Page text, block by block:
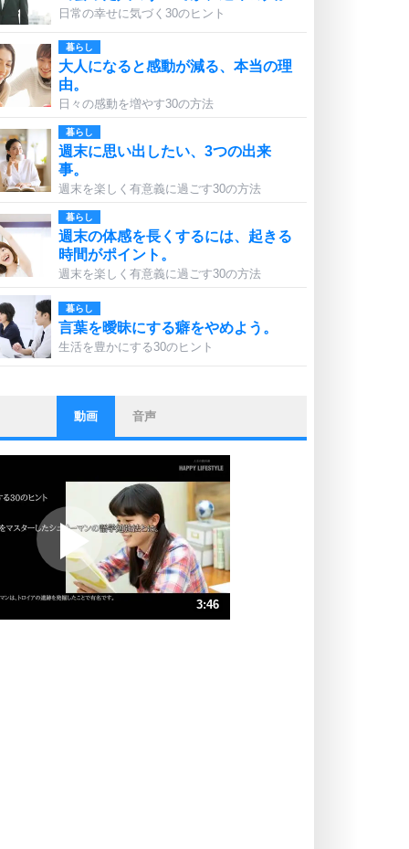
日常の幸せに気づく30のヒント
暮らし
大人になると感動が減る、本当の理
由。
日々の感動を増やす30の方法
暮らし
週末に思い出したい、3つの出来
事。
週末を楽しく有意義に過ごす30の方法
暮らし
週末の体感を長くするには、起きる
時間がポイント。
週末を楽しく有意義に過ごす30の方法
暮らし
言葉を曖昧にする癖をやめよう。
生活を豊かにする30のヒント
ストレス対策
他人と比べない。
いっそのこと、他人を見ない。
プラス思考
ポジティブになれない原因は、行動
しないから。
ポジティブ思考になる30の方法
ストレス対策
動画 音声
3:46